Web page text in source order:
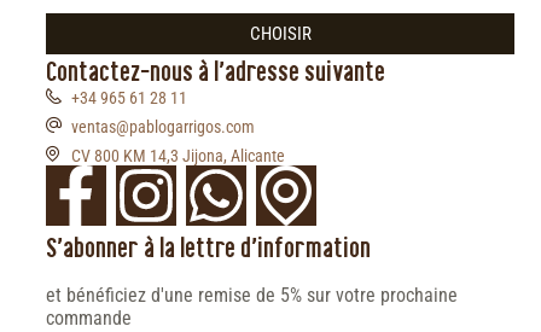
CHOISIR
Contactez-nous à l'adresse suivante
+34 965 61 28 11
ventas@pablogarrigos.com
CV 800 KM 14,3 Jijona, Alicante
S'abonner à la lettre d'information
et bénéficiez d'une remise de 5% sur votre prochaine
commande